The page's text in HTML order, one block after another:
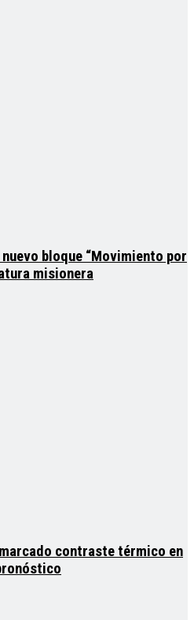
bloque “Movimiento por
misionera
contraste térmico en